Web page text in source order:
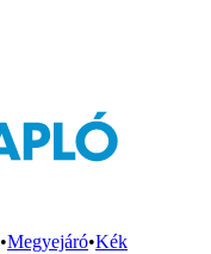
•Megyejáró•Kék